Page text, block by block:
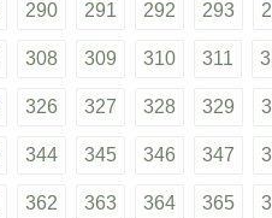
290 291 292 293
308 309 310 311
326 327 328 329
344 345 346 347
362 363 364 365